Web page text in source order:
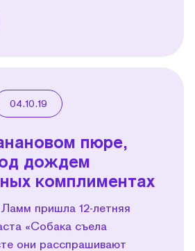
04.10.19
пюре,
дождем
комплиментах
пришла 12-летняя
«Собака съела
они расспрашивают